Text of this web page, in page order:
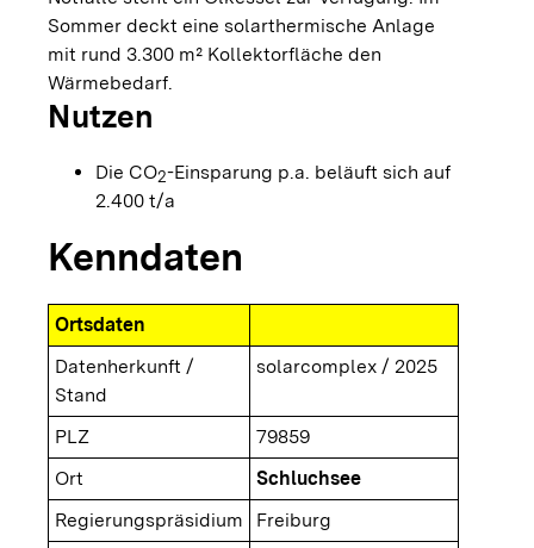
Sommer deckt eine solarthermische Anlage
mit rund 3.300 m² Kollektorfläche den
Wärmebedarf.
Nutzen
Die CO2-Einsparung p.a. beläuft sich auf
2.400 t/a
Kenndaten
Ortsdaten
Datenherkunft /
Stand
solarcomplex / 2025
PLZ
79859
Ort
Schluchsee
Regierungspräsidium
Freiburg